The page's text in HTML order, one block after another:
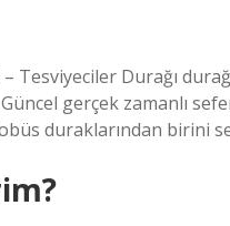
Durağı
gerçek zamanlı
duraklarından birini